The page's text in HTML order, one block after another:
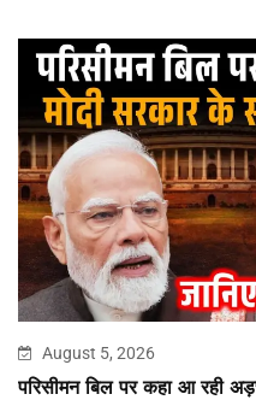
August 5, 2026
परिसीमन बिल पर कहा आ रही